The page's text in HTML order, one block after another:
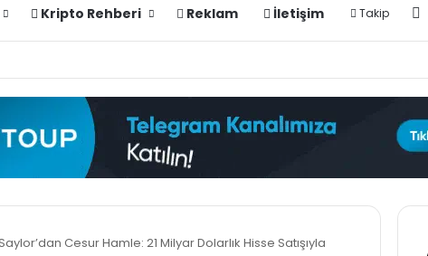
Kripto Rehberi Reklam İletişim Takip
Cesur Hamle: 21 Milyar Dolarlık Hisse Satışıyla